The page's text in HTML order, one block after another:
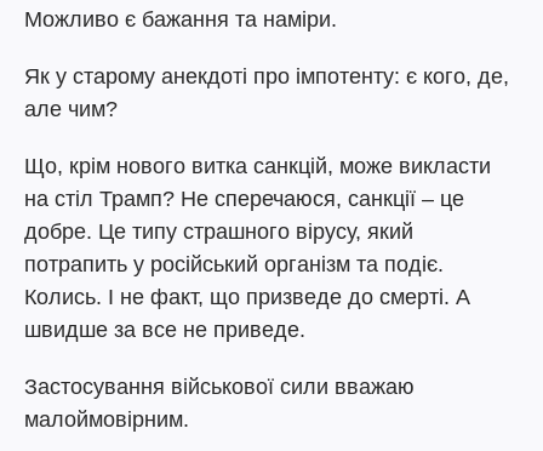
Можливо є бажання та наміри.
Як у старому анекдоті про імпотенту: є кого, де,
але чим?
Що, крім нового витка санкцій, може викласти
на стіл Трамп? Не сперечаюся, санкції – це
добре. Це типу страшного вірусу, який
потрапить у російський організм та подіє.
Колись. І не факт, що призведе до смерті. А
швидше за все не приведе.
Застосування військової сили вважаю
малоймовірним.